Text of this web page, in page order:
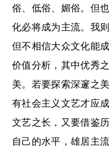
俗、低俗、媚俗。但
化必将成为主流。我
但不相信大众文化能
价值分析，其中优秀
美。若要探索深邃之
有社会主义文艺才应
文艺之长，又要借鉴
自己的水平，雄居主